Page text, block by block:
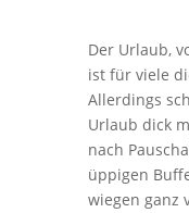
Der Urlaub,
ist für viele
Allerdings
Urlaub dick
nach
üppigen
wiegen ganz